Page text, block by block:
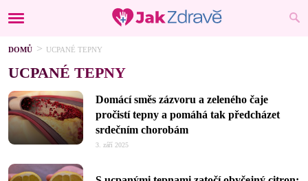
DOMŮ UCPANÉ TEPNY
UCPANÉ TEPNY
Domácí směs zázvoru a zeleného čaje
pročistí tepny a pomáhá tak předcházet
srdečním chorobám
3. září 2025